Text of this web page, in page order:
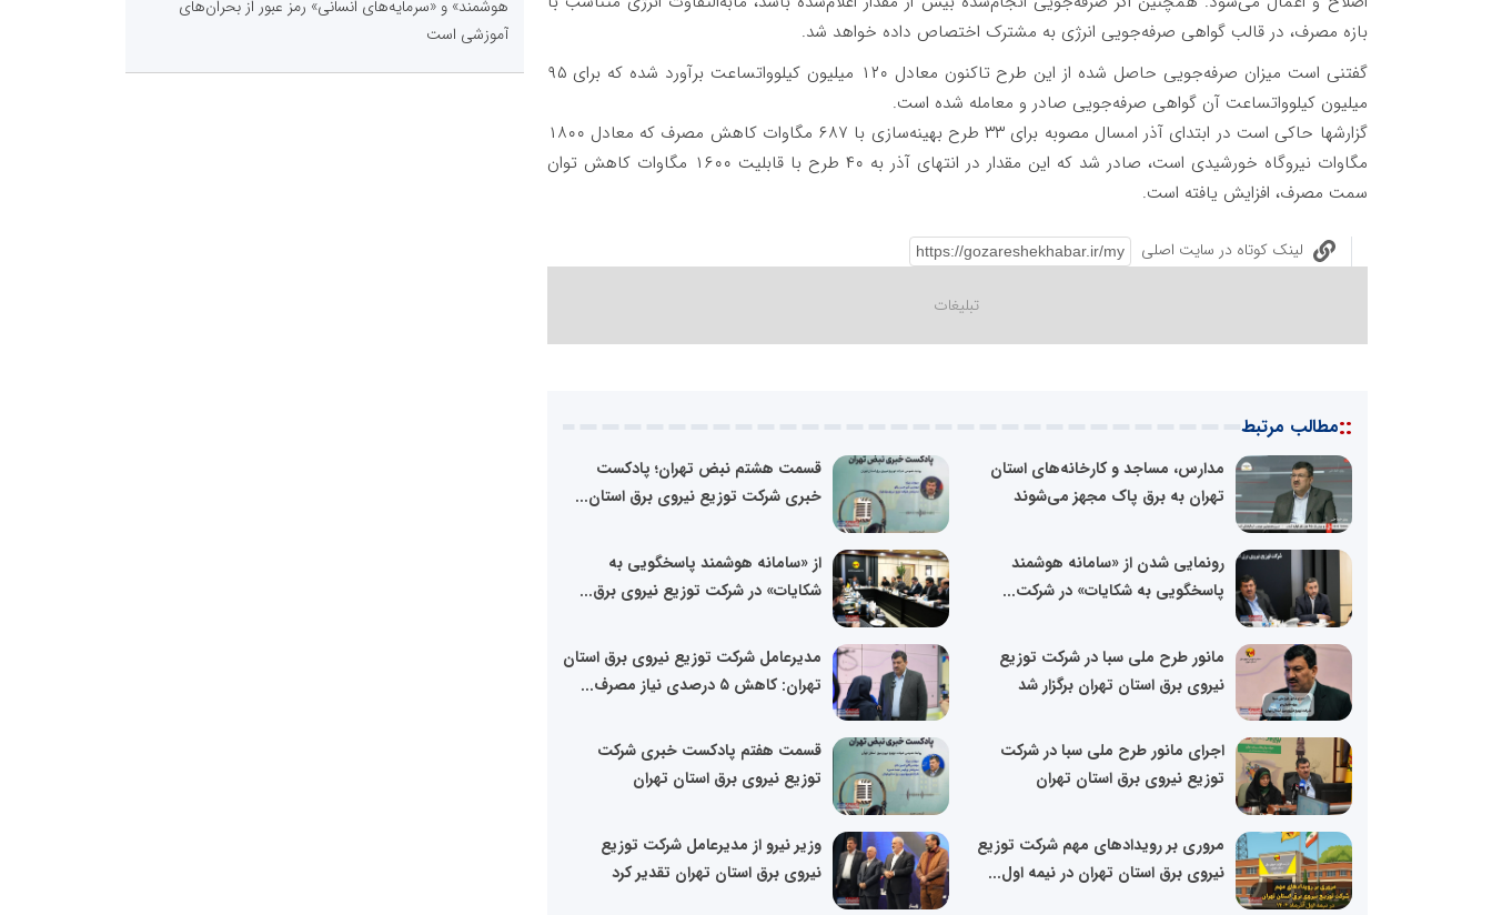
بازه مصرف، در قالب گواهی صرفه‌جویی انرژی به مشترک اختصاص داده خواهد شد.
گفتنی است میزان صرفه‌جویی حاصل شده از این طرح تاکنون معادل ۱۲۰ میلیون کیلوواتساعت برآورد شده که برای ۹۵
میلیون کیلوواتساعت آن گواهی صرفه‌جویی صادر و معامله شده است.
گزارشها حاکی است در ابتدای آذر امسال مصوبه برای ۳۳ طرح بهینه‌سازی با ۶۸۷ مگاوات کاهش مصرف که معادل ۱۸۰۰
مگاوات نیروگاه خورشیدی است، صادر شد که این مقدار در انتهای آذر به ۴۰ طرح با قابلیت ۱۶۰۰ مگاوات کاهش توان
سمت مصرف، افزایش یافته است.
لینک کوتاه در سایت اصلی
::مطالب مرتبط
مدارس، مساجد و کارخانه‌های استان
تهران به برق پاک مجهز می‌شوند
قسمت هشتم نبض تهران؛ پادکست
خبری شرکت توزیع نیروی برق استان...
رونمایی شدن از «سامانه هوشمند
پاسخگویی به شکایات» در شرکت...
از «سامانه هوشمند پاسخگویی به
شکایات» در شرکت توزیع نیروی برق...
مانور طرح ملی سبا در شرکت توزیع
نیروی برق استان تهران برگزار شد
مدیرعامل شرکت توزیع نیروی برق استان
تهران: کاهش ۵ درصدی نیاز مصرف...
اجرای مانور طرح ملی سبا در شرکت
توزیع نیروی برق استان تهران
قسمت هفتم پادکست خبری شرکت
توزیع نیروی برق استان تهران
مروری بر رویدادهای مهم شرکت توزیع
نیروی برق استان تهران در نیمه اول...
وزیر نیرو از مدیرعامل شرکت توزیع
نیروی برق استان تهران تقدیر کرد
هوشمند» و «سرمایه‌های انسانی» رمز عبور از بحران‌های
آموزشی است